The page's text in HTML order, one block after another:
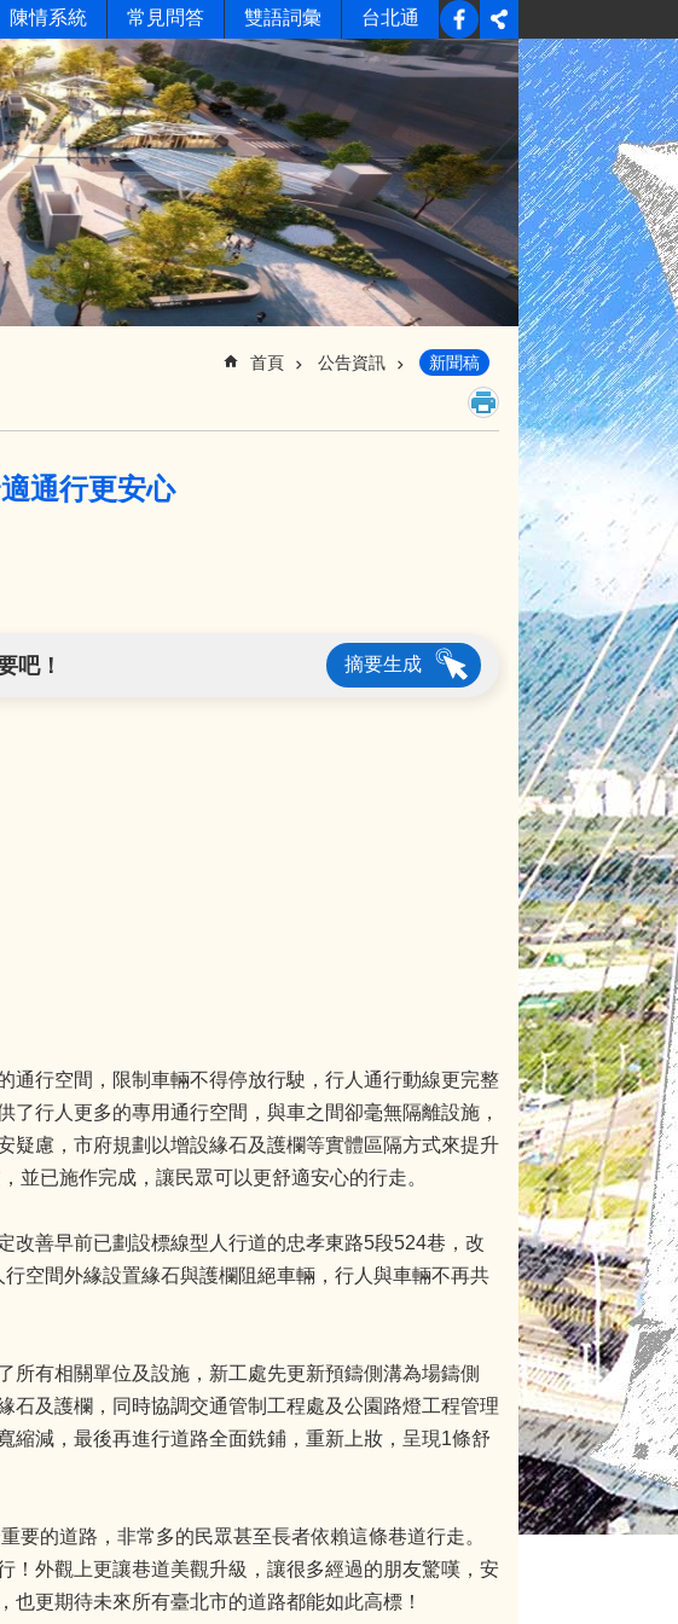
陳情系統 常見問答 雙語詞彙 台北通
首頁 公告資訊 新聞稿
通行更安心
吧！ 摘要生成
通行空間，限制車輛不得停放行駛，行人通行動線更完整
行人更多的專用通行空間，與車之間卻毫無隔離設施，
疑慮，市府規劃以增設緣石及護欄等實體區隔方式來提升
並已施作完成，讓民眾可以更舒適安心的行走。
改善早前已劃設標線型人行道的忠孝東路5段524巷，改
空間外緣設置緣石與護欄阻絕車輛，行人與車輛不再共
有相關單位及設施，新工處先更新預鑄側溝為場鑄側
石及護欄，同時協調交通管制工程處及公園路燈工程管理
縮減，最後再進行道路全面銑鋪，重新上妝，呈現1條舒
要的道路，非常多的民眾甚至長者依賴這條巷道行走。
！外觀上更讓巷道美觀升級，讓很多經過的朋友驚嘆，安
更期待未來所有臺北市的道路都能如此高標！